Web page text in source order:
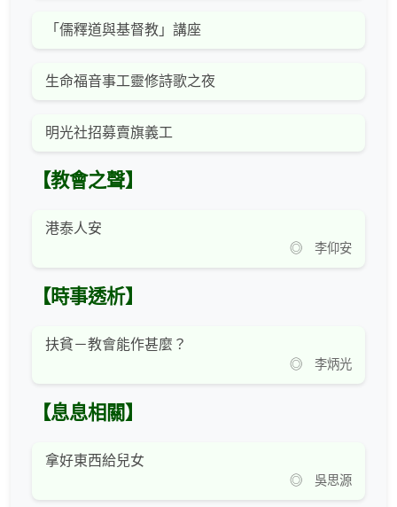
「儒釋道與基督教」講座
生命福音事工靈修詩歌之夜
明光社招募賣旗義工
【教會之聲】
港泰人安
◎ 李仰安
【時事透析】
扶貧－教會能作甚麼？
◎ 李炳光
【息息相關】
拿好東西給兒女
◎ 吳思源